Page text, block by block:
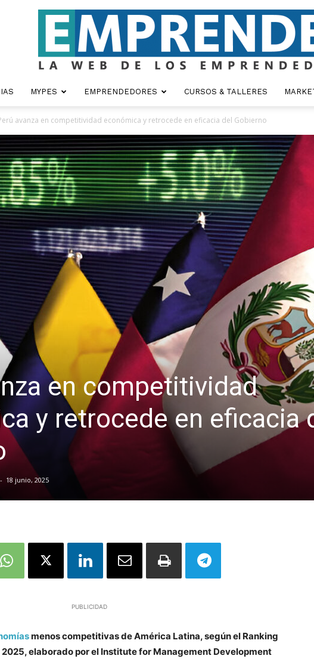
MYPES EMPRENDEDORES CURSOS & TALLERES
avanza en competitividad económica y retrocede en eficacia del Gobierno
en competitividad
y retrocede en eficacia
- 18 junio, 2025
PUBLICIDAD
menos competitivas de América Latina, según el Ranking
elaborado por el Institute for Management Development